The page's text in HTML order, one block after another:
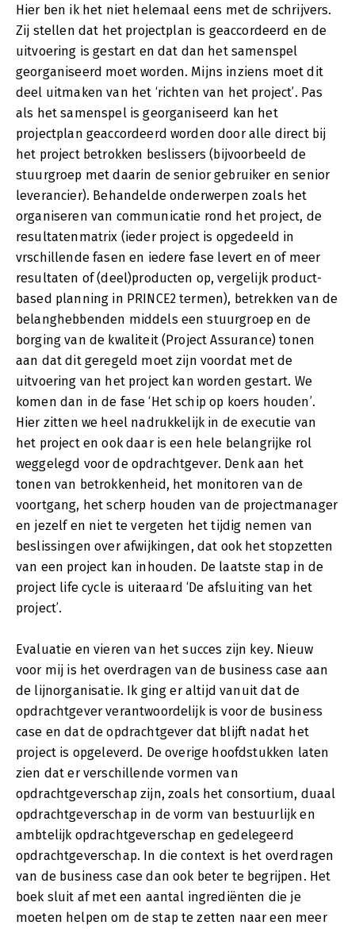
Hier ben ik het niet helemaal eens met de schrijvers.
Zij stellen dat het projectplan is geaccordeerd en de
uitvoering is gestart en dat dan het samenspel
georganiseerd moet worden. Mijns inziens moet dit
deel uitmaken van het ‘richten van het project’. Pas
als het samenspel is georganiseerd kan het
projectplan geaccordeerd worden door alle direct bij
het project betrokken beslissers (bijvoorbeeld de
stuurgroep met daarin de senior gebruiker en senior
leverancier). Behandelde onderwerpen zoals het
organiseren van communicatie rond het project, de
resultatenmatrix (ieder project is opgedeeld in
vrschillende fasen en iedere fase levert en of meer
resultaten of (deel)producten op, vergelijk product-
based planning in PRINCE2 termen), betrekken van de
belanghebbenden middels een stuurgroep en de
borging van de kwaliteit (Project Assurance) tonen
aan dat dit geregeld moet zijn voordat met de
uitvoering van het project kan worden gestart. We
komen dan in de fase ‘Het schip op koers houden’.
Hier zitten we heel nadrukkelijk in de executie van
het project en ook daar is een hele belangrijke rol
weggelegd voor de opdrachtgever. Denk aan het
tonen van betrokkenheid, het monitoren van de
voortgang, het scherp houden van de projectmanager
en jezelf en niet te vergeten het tijdig nemen van
beslissingen over afwijkingen, dat ook het stopzetten
van een project kan inhouden. De laatste stap in de
project life cycle is uiteraard ‘De afsluiting van het
project’.
Evaluatie en vieren van het succes zijn key. Nieuw
voor mij is het overdragen van de business case aan
de lijnorganisatie. Ik ging er altijd vanuit dat de
opdrachtgever verantwoordelijk is voor de business
case en dat de opdrachtgever dat blijft nadat het
project is opgeleverd. De overige hoofdstukken laten
zien dat er verschillende vormen van
opdrachtgeverschap zijn, zoals het consortium, duaal
opdrachtgeverschap in de vorm van bestuurlijk en
ambtelijk opdrachtgeverschap en gedelegeerd
opdrachtgeverschap. In die context is het overdragen
van de business case dan ook beter te begrijpen. Het
boek sluit af met een aantal ingrediënten die je
moeten helpen om de stap te zetten naar een meer